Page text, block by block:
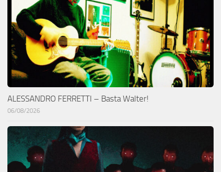
ALESSANDRO FERRETTI – Basta Walter!
06/08/2026